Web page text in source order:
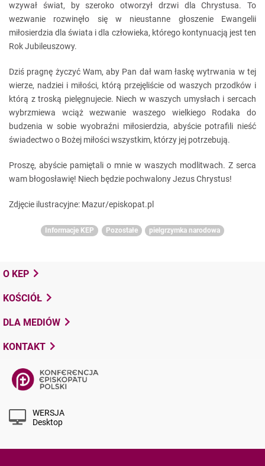
wzywał świat, by szeroko otworzył drzwi dla Chrystusa. To
wezwanie rozwinęło się w nieustanne głoszenie Ewangelii
miłosierdzia dla świata i dla człowieka, którego kontynuacją jest ten
Rok Jubileuszowy.
Dziś pragnę życzyć Wam, aby Pan dał wam łaskę wytrwania w tej
wierze, nadziei i miłości, którą przejęliście od waszych przodków i
którą z troską pielęgnujecie. Niech w waszych umysłach i sercach
wybrzmiewa wciąż wezwanie waszego wielkiego Rodaka do
budzenia w sobie wyobraźni miłosierdzia, abyście potrafili nieść
świadectwo o Bożej miłości wszystkim, którzy jej potrzebują.
Proszę, abyście pamiętali o mnie w waszych modlitwach. Z serca
wam błogosławię! Niech będzie pochwalony Jezus Chrystus!
Zdjęcie ilustracyjne: Mazur/episkopat.pl
Informacje KEP Pozostałe pielgrzymka narodowa
O KEP
KOŚCIÓŁ
DLA MEDIÓW
KONTAKT
WERSJA
Desktop